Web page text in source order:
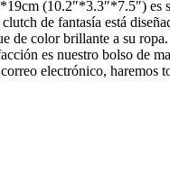
(10.2″*3.3″*7.5″) es
de fantasía está
de color brillante a su ropa.
es nuestro bolso de
electrónico, haremos